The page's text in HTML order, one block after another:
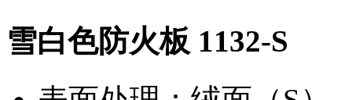
雪白色防火板 1132-S